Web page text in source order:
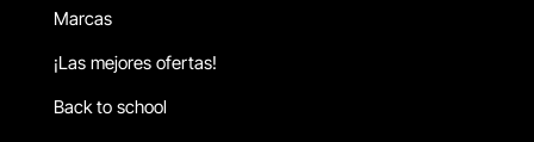
Marcas
¡Las mejores ofertas!
Back to school